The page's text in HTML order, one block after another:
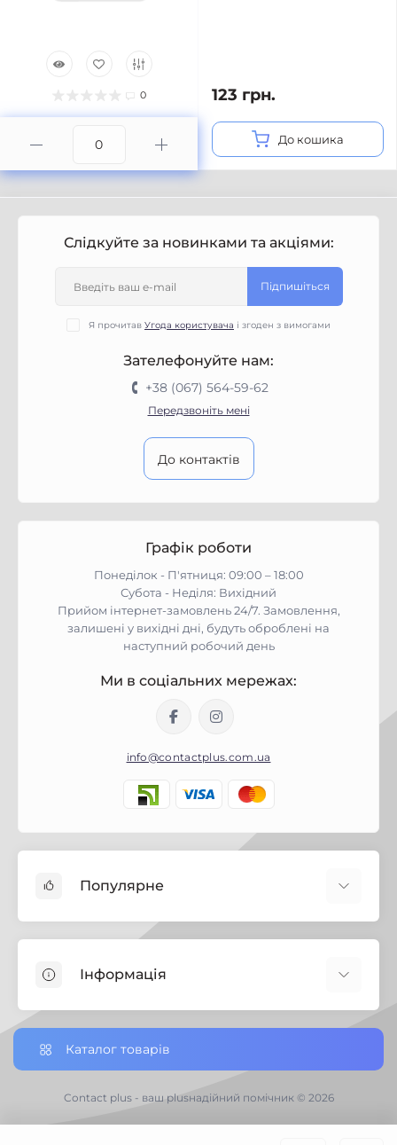
0 123 грн.
До кошика
Слідкуйте за новинками та акціями:
Підпишіться
Я прочитав Угода користувача і згоден з вимогами
Зателефонуйте нам:
+38 (067) 564-59-62
Передзвоніть мені
До контактів
Графік роботи
Понеділок - П'ятниця: 09:00 – 18:00
Субота - Неділя: Вихідний
Прийом інтернет-замовлень 24/7. Замовлення,
залишені у вихідні дні, будуть оброблені на
наступний робочий день
Ми в соціальних мережах:
info@contactplus.com.ua
Популярне
Біозахист
Будівельна хімія
Замки
Дверні петлі
Господарський інвентар
Інформація
Налаштування cookies
Доставка замовлень по Україні
Доставка по Чернігівській обл.
Відгуки про магазин
Каталог товарів
Contact plus - ваш plusнадійний помічник © 2026